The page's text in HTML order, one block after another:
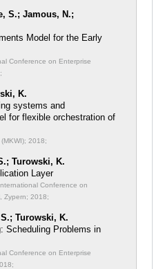
S.; Jamous, N.;
Model for the Early
Conference on Enterprise
K.
systems and
for flexible orchestration of
2018;
Turowski, K.
Layer
Conference on
Zypern; 2018;
Turowski, K.
Scheduling Problems in
Conference on Enterprise